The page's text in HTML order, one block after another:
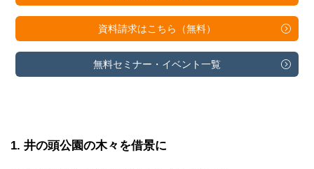
資料請求はこちら（無料）
無料セミナー・ イベント一覧
1 井の頭公園の木々を借景に